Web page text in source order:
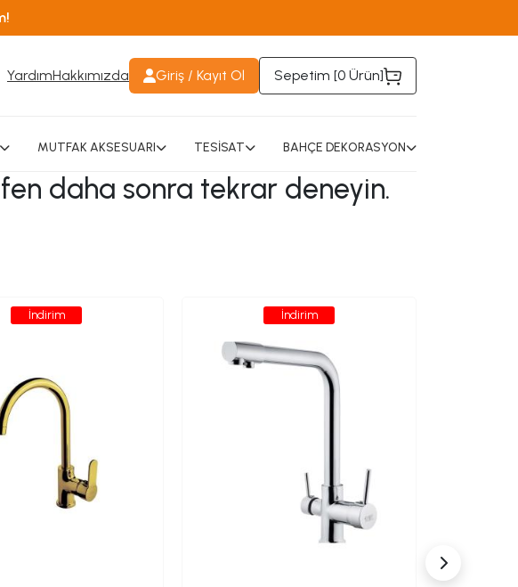
YardımHakkımızda Giriş / Kayıt Ol Sepetim [0 Ürün]
MUTFAK AKSESUARI TESİSAT BAHÇE DEKORASYON
daha sonra tekrar deneyin.
İndirim İndirim